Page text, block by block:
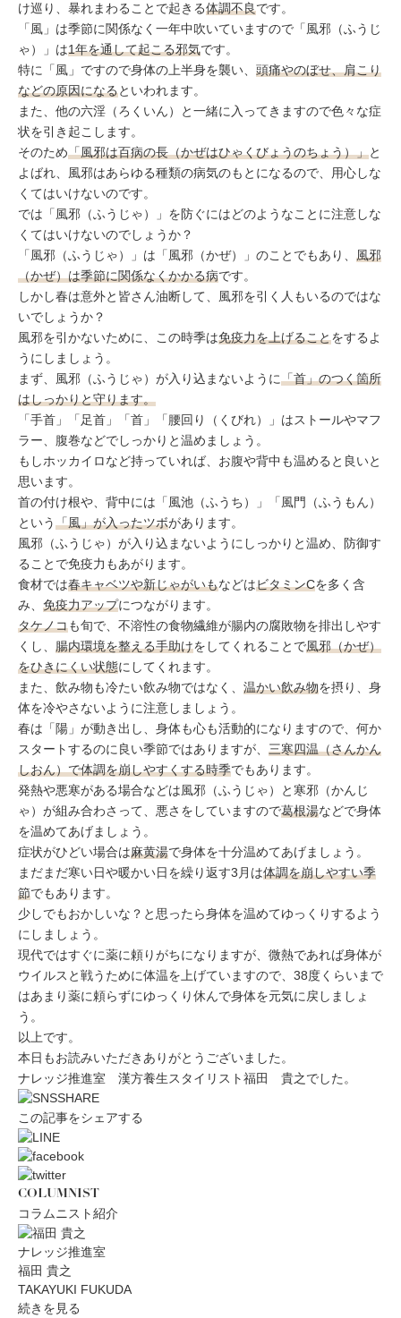
け巡り、暴れまわることで起きる体調不良です。
「風」は季節に関係なく一年中吹いていますので「風邪（ふうじ
ゃ）」は1年を通して起こる邪気です。
特に「風」ですので身体の上半身を襲い、 頭痛やのぼせ、肩こり
などの原因になるといわれます。
また、他の六淫（ろくいん）と一緒に入ってきますので色々な症
状を引き起こします。
そのため「風邪は百病の長（かぜはひゃくびょうのちょう）」と
よばれ、風邪はあらゆる種類の病気のもとになるので、用心しな
くてはいけないのです。
では「風邪（ふうじゃ）」を防ぐにはどのようなことに注意しな
くてはいけないのでしょうか？
「風邪（ふうじゃ）」は「風邪（かぜ）」のことでもあり、 風邪
（かぜ）は季節に関係なくかかる病です。
しかし春は意外と皆さん油断して、風邪を引く人もいるのではな
いでしょうか？
風邪を引かないために、この時季は免疫力を上げることをするよ
うにしましょう。
まず、風邪（ふうじゃ）が入り込まないように「首」のつく箇所
はしっかりと守ります。
「手首」「足首」「首」「腰回り（くびれ）」はストールやマフ
ラー、腹巻などでしっかりと温めましょう。
もしホッカイロなど持っていれば、お腹や背中も温めると良いと
思います。
首の付け根や、背中には「風池（ふうち）」「風門（ふうもん）
という「風」が入ったツボがあります。
風邪（ふうじゃ）が入り込まないようにしっかりと温め、防御す
ることで免疫力もあがります。
食材では春キャベツや新じゃがいもなどはビタミンCを多く含
み、 免疫力アップにつながります。
タケノコも旬で、不溶性の食物繊維が腸内の腐敗物を排出しやす
くし、 腸内環境を整える手助けをしてくれることで風邪（かぜ）
をひきにくい状態にしてくれます。
また、飲み物も冷たい飲み物ではなく、 温かい飲み物を摂り、身
体を冷やさないように注意しましょう。
春は「陽」が動き出し、身体も心も活動的になりますので、何か
スタートするのに良い季節ではありますが、 三寒四温（さんかん
しおん）で体調を崩しやすくする時季でもあります。
発熱や悪寒がある場合などは風邪（ふうじゃ）と寒邪（かんじ
ゃ）が組み合わさって、悪さをしていますので葛根湯などで身体
を温めてあげましょう。
症状がひどい場合は麻黄湯で身体を十分温めてあげましょう。
まだまだ寒い日や暖かい日を繰り返す3月は体調を崩しやすい季
節でもあります。
少しでもおかしいな？と思ったら身体を温めてゆっくりするよう
にしましょう。
現代ではすぐに薬に頼りがちになりますが、微熱であれば身体が
ウイルスと戦うために体温を上げていますので、38度くらいまで
はあまり薬に頼らずにゆっくり休んで身体を元気に戻しましょ
う。
以上です。
本日もお読みいただきありがとうございました。
ナレッジ推進室 漢方養生スタイリスト福田 貴之でした。
この記事をシェアする
COLUMNIST
コラムニスト紹介
ナレッジ推進室
福田 貴之
TAKAYUKI FUKUDA
続きを見る